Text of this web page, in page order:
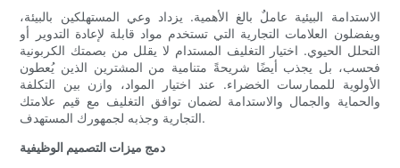
الاستدامة البيئية عاملٌ بالغ الأهمية. يزداد وعي المستهلكين بالبيئة،
ويفضلون العلامات التجارية التي تستخدم مواد قابلة لإعادة التدوير أو
التحلل الحيوي. اختيار التغليف المستدام لا يقلل من بصمتك الكربونية
فحسب، بل يجذب أيضًا شريحةً متنامية من المشترين الذين يُعطون
الأولوية للممارسات الخضراء. عند اختيار المواد، وازن بين التكلفة
والحماية والجمال والاستدامة لضمان توافق التغليف مع قيم علامتك
التجارية وجذبه لجمهورك المستهدف.
دمج ميزات التصميم الوظيفية